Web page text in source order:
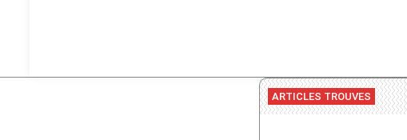
ARTICLES TROUVES